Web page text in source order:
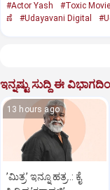
#Actor Yash #Toxic Movie
ಣೆ
#Udayavani Digital
ಇನ್ನಷ್ಟು ಸುದ್ದಿ ಈ
13 hours ago
ʼಮಿತ್ರʼ ಇನ್ನೂ ಹತ್ರ..: ಕೈ